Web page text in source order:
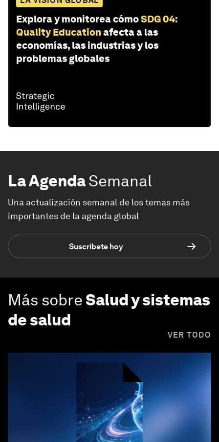
Explora y monitorea cómoSDG 04:
Quality Education afecta a las
economías, las industrias y los
problemas globales
La AgendaSemanal
Una actualización semanal de los temas más
importantes de la agenda global
Suscríbete hoy
Más sobreSalud y sistemas
de salud
VER TODO